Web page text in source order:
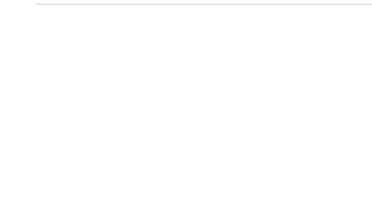
సాయి రాజేష్